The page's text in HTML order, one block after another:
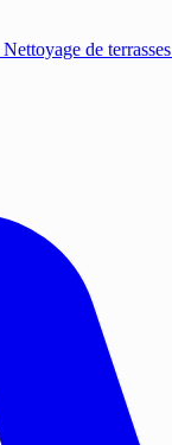
Nettoyage de terrasses